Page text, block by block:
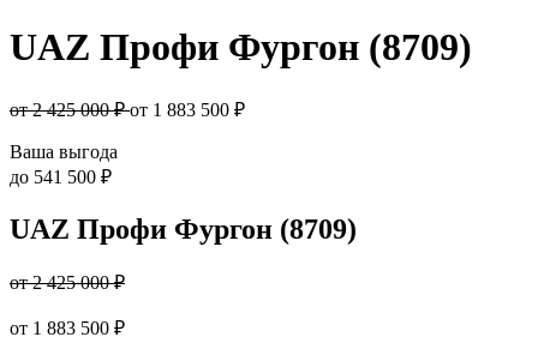
UAZ Профи Фургон (8709)
от 2 425 000 ₽от 1 883 500 ₽
Ваша выгода
до 541 500 ₽
UAZ Профи Фургон (8709)
от 2 425 000 ₽
от 1 883 500 ₽